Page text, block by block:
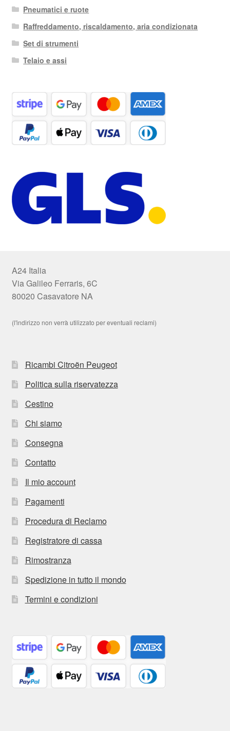
Pneumatici e ruote
Raffreddamento, riscaldamento, aria condizionata
Set di strumenti
Telaio e assi
A24 Italia
Via Galileo Ferraris, 6C
80020 Casavatore NA
(l'indirizzo non verrà utilizzato per eventuali reclami)
Ricambi Citroën Peugeot
Politica sulla riservatezza
Cestino
Chi siamo
Consegna
Contatto
Il mio account
Pagamenti
Procedura di Reclamo
Registratore di cassa
Rimostranza
Spedizione in tutto il mondo
Termini e condizioni